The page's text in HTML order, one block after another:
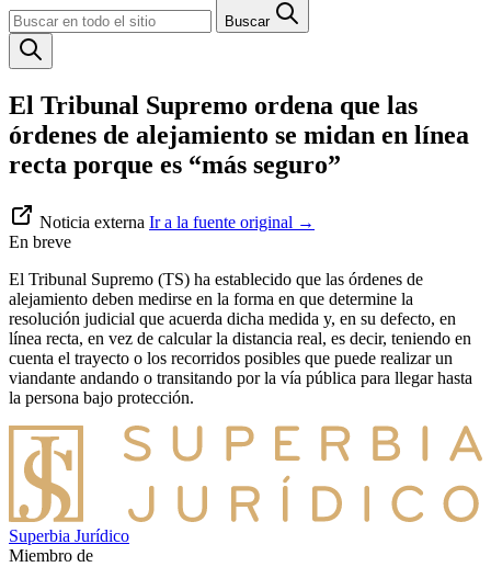
Buscar
El Tribunal Supremo ordena que las
órdenes de alejamiento se midan en línea
recta porque es “más seguro”
Noticia externa Ir a la fuente original →
En breve
El Tribunal Supremo (TS) ha establecido que las órdenes de
alejamiento deben medirse en la forma en que determine la
resolución judicial que acuerda dicha medida y, en su defecto, en
línea recta, en vez de calcular la distancia real, es decir, teniendo en
cuenta el trayecto o los recorridos posibles que puede realizar un
viandante andando o transitando por la vía pública para llegar hasta
la persona bajo protección.
Superbia Jurídico
Miembro de